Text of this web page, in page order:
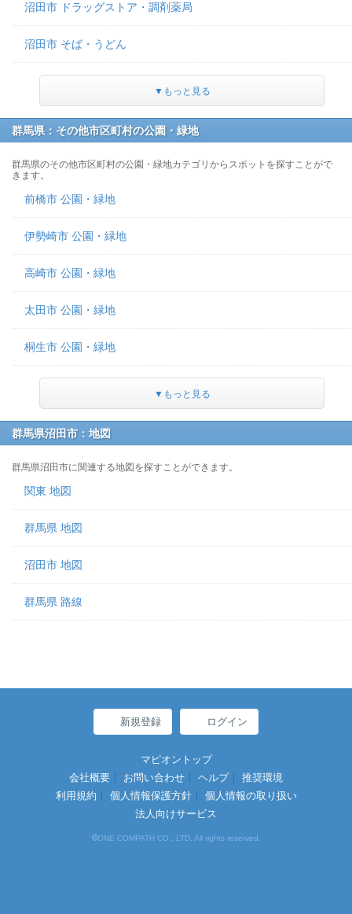
沼田市 ドラッグストア・調剤薬局
沼田市 そば・うどん
▼もっと見る
群馬県：その他市区町村の公園・緑地
群馬県のその他市区町村の公園・緑地カテゴリからスポットを探すことがで
きます。
前橋市 公園・緑地
伊勢崎市 公園・緑地
高崎市 公園・緑地
太田市 公園・緑地
桐生市 公園・緑地
▼もっと見る
群馬県沼田市：地図
群馬県沼田市に関連する地図を探すことができます。
関東 地図
群馬県 地図
沼田市 地図
群馬県 路線
新規登録 ログイン
マピオントップ
会社概要
お問い合わせ ヘルプ
推奨環境
利用規約
個人情報保護方針
個人情報の取り扱い
法人向けサービス
©ONE COMPATH CO., LTD. All rights reserved.